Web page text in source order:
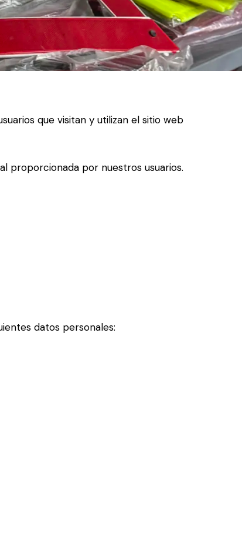
que visitan y utilizan el sitio web
proporcionada por nuestros usuarios.
datos personales: